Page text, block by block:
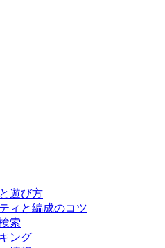
遊び方
ィと編成のコツ
索
ング